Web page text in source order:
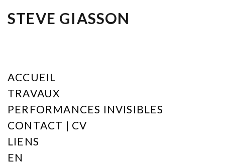
STEVE GIASSON
ACCUEIL
TRAVAUX
PERFORMANCES INVISIBLES
CONTACT | CV
LIENS
EN